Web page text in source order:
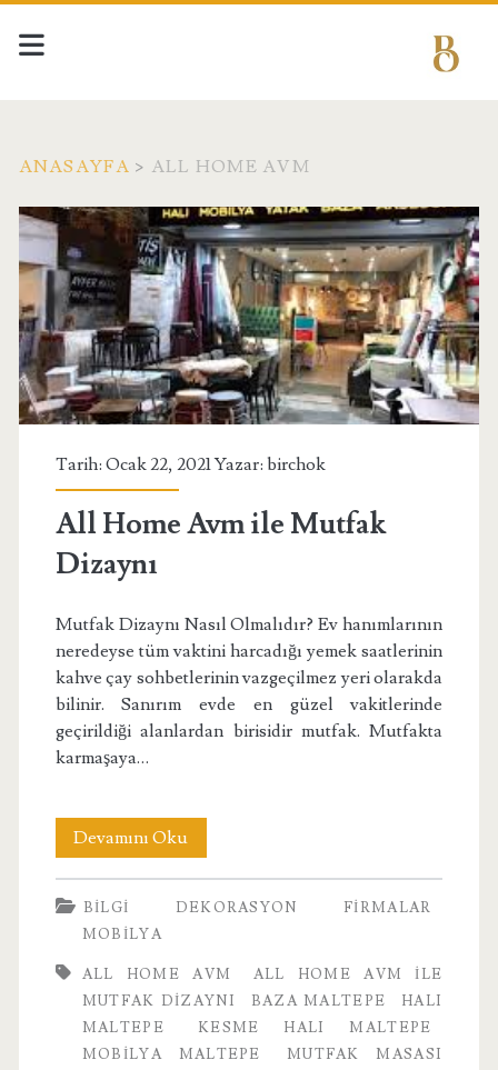
ANASAYFA > ALL HOME AVM
Etiket:
<span>All
Home
Avm</span>
Tarih: Ocak 22, 2021 Yazar: birchok
All Home Avm ile Mutfak
Dizaynı
Mutfak Dizaynı Nasıl Olmalıdır? Ev hanımlarının
neredeyse tüm vaktini harcadığı yemek saatlerinin
kahve çay sohbetlerinin vazgeçilmez yeri olarakda
bilinir. Sanırım evde en güzel vakitlerinde
geçirildiği alanlardan birisidir mutfak. Mutfakta
karmaşaya…
Devamını OkuAll
Home
Avm
Mutfak
Dizaynı
BILGI DEKORASYON
FIRMALAR
MOBILYA
ALL HOME AVM
ALL HOME AVM ILE
MUTFAK DIZAYNI
BAZA MALTEPE
HALI
MALTEPE
KESME HALI MALTEPE
MOBILYA MALTEPE
MUTFAK MASASI